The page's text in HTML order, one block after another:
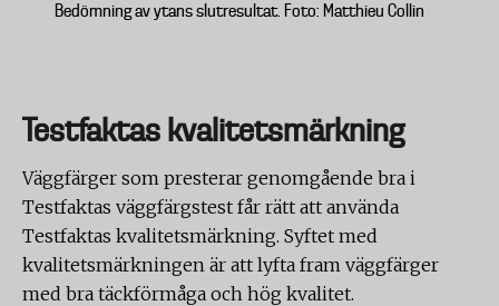
Bedömning av ytans slutresultat. Foto: Matthieu Collin
Testfaktas kvalitetsmärkning
Väggfärger som presterar genomgående bra i
Testfaktas väggfärgstest får rätt att använda
Testfaktas kvalitetsmärkning. Syftet med
kvalitetsmärkningen är att lyfta fram väggfärger
med bra täckförmåga och hög kvalitet.